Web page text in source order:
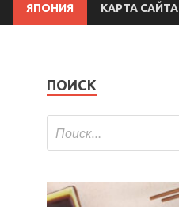
ЯПОНИЯ КАРТА САЙТА
ПОИСК